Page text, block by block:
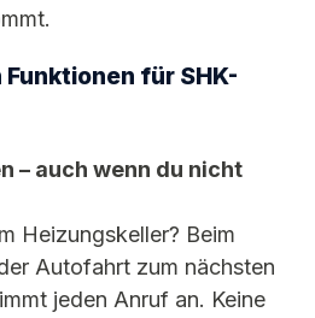
für SHK-
– auch wenn du nicht
Heizungskeller? Beim
Autofahrt zum nächsten
jeden Anruf an. Keine